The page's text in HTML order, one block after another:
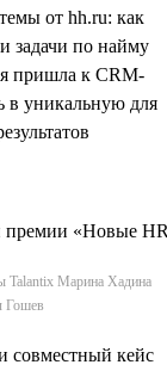
от hh.ru: как
задачи по найму
пришла к CRM-
в уникальную для
Talantix Марина Хадина
Гошев
совместный кейс